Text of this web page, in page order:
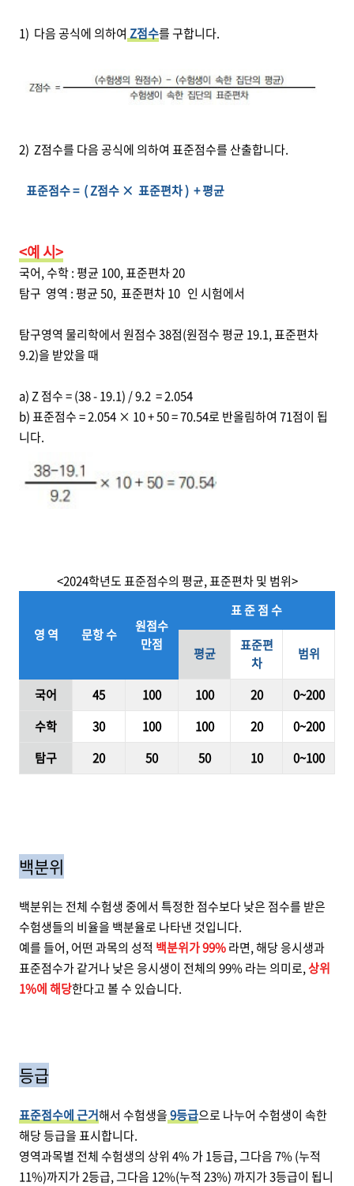
1) 다음 공식에 의하여 Z점수를 구합니다.
2) Z점수를 다음 공식에 의하여 표준점수를 산출합니다.
표준점수 = ( Z점수 × 표준편차 ) + 평균
<예 시>
국어, 수학 : 평균 100, 표준편차 20
탐구 영역 : 평균 50, 표준편차 10 인 시험에서
탐구영역 물리학에서 원점수 38점(원점수 평균 19.1, 표준편차
9.2)을 받았을 때
a) Z 점수 = (38 - 19.1) / 9.2 = 2.054
b) 표준점수 = 2.054 × 10 + 50 = 70.54로 반올림하여 71점이 됩
니다.
<2024학년도 표준점수의 평균, 표준편차 및 범위>
영 역 문항 수
원점수
만점
표 준 점 수
평균
표준편
차
범위
국어 45 100 100 20
0~200
수학
30 100 100 20
0~200
탐구
20 50 50 10 0~100
백분위
백분위는 전체 수험생 중에서 특정한 점수보다 낮은 점수를 받은
수험생들의 비율을 백분율로 나타낸 것입니다.
예를 들어, 어떤 과목의 성적 백분위가 99%라면, 해당 응시생과
표준점수가 같거나 낮은 응시생이 전체의 99% 라는 의미로,상위
1%에 해당한다고 볼 수 있습니다.
등급
표준점수에 근거해서 수험생을9등급으로 나누어 수험생이 속한
해당 등급을 표시합니다.
영역과목별 전체 수험생의 상위 4% 가 1등급, 그다음 7% (누적
11%)까지가 2등급, 그다음 12%(누적 23%) 까지가 3등급이 됩니